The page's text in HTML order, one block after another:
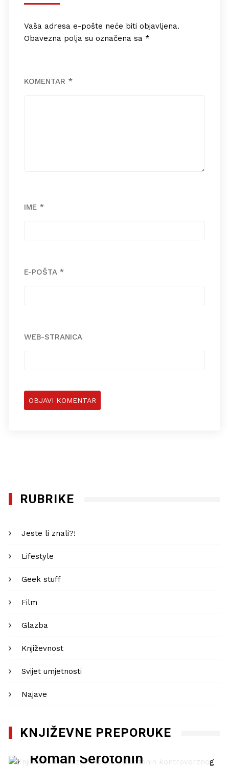
Vaša adresa e-pošte neće biti objavljena.
Obavezna polja su označena sa *
KOMENTAR *
IME *
E-POŠTA *
WEB-STRANICA
RUBRIKE
Jeste li znali?!
Lifestyle
Geek stuff
Film
Glazba
Književnost
Svijet umjetnosti
Najave
KNJIŽEVNE PREPORUKE
Književna recenzija:
Roman Serotonin